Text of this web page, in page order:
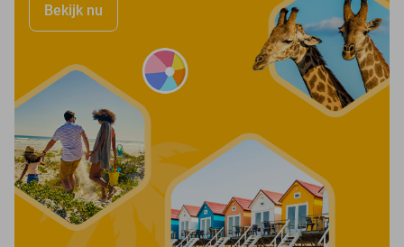
Bekijk nu